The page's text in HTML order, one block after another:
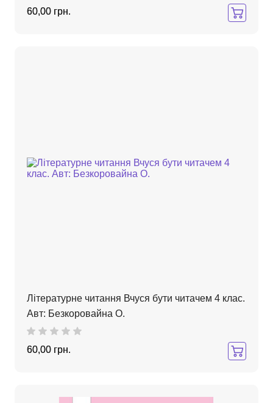
60,00 грн.
Літературне читання Вчуся бути читачем 4 клас.
Авт: Безкоровайна О.
60,00 грн.